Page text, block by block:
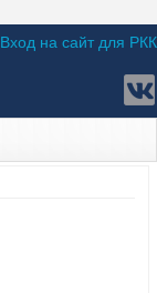
Вход на сайт для РКК